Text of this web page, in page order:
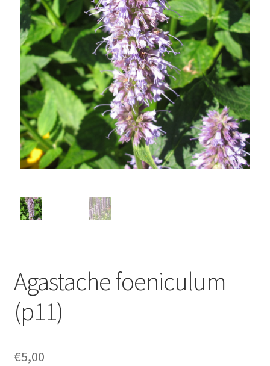
Dutch wave
Inheems of exoot, de discussie
Prairie borders
Siergrassen
Kleurcombinaties
Sanguisorba’s
A tot Z webwinkel
Startpagina
Agastache foeniculum
(p11)
€5,00